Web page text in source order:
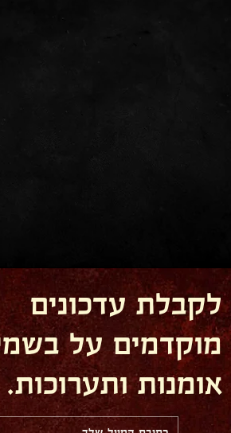
לקבלת עדכונים
מוקדמים על
אומנות ותערוכות.